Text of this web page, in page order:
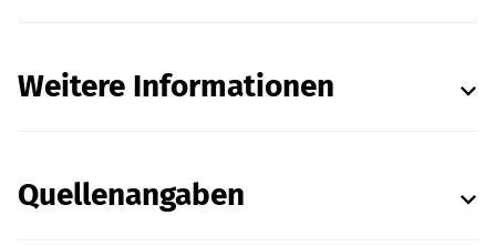
Weitere Informationen
Quellenangaben